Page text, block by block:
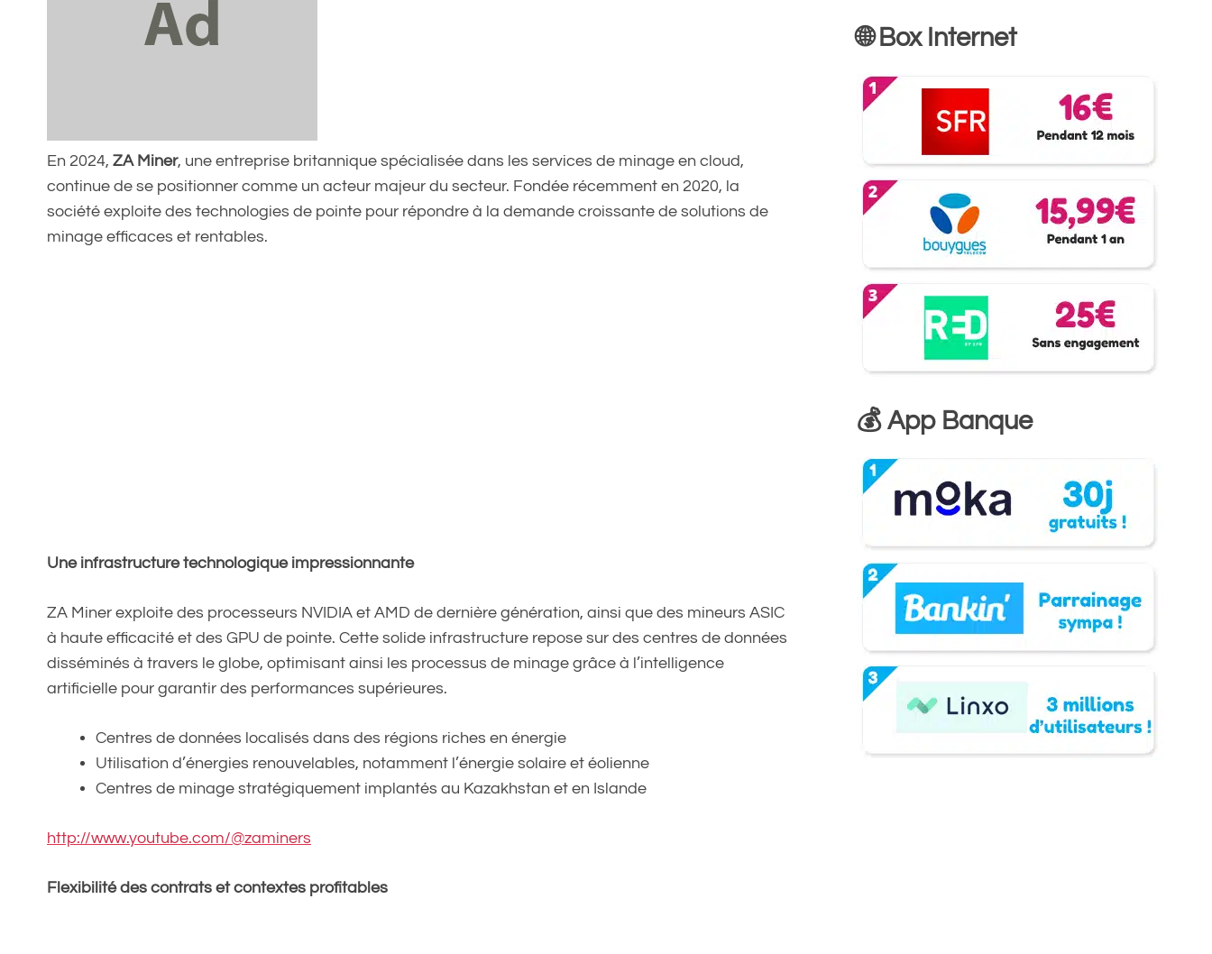
En 2024, ZA Miner, une entreprise britannique spécialisée dans les services de minage en cloud,
continue de se positionner comme un acteur majeur du secteur. Fondée récemment en 2020, la
société exploite des technologies de pointe pour répondre à la demande croissante de solutions de
minage efficaces et rentables.
Une infrastructure technologique impressionnante
ZA Miner exploite des processeurs NVIDIA et AMD de dernière génération, ainsi que des mineurs ASIC
à haute efficacité et des GPU de pointe. Cette solide infrastructure repose sur des centres de données
disséminés à travers le globe, optimisant ainsi les processus de minage grâce à l’intelligence
artificielle pour garantir des performances supérieures.
Centres de données localisés dans des régions riches en énergie
Utilisation d’énergies renouvelables, notamment l’énergie solaire et éolienne
Centres de minage stratégiquement implantés au Kazakhstan et en Islande
http://www.youtube.com/@zaminers
Flexibilité des contrats et contextes profitables
🌐 Box Internet
💰 App Banque